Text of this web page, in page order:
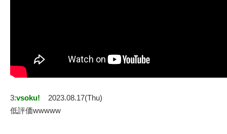
3:vsoku!
2023.08.17(Thu)
低評価wwwww